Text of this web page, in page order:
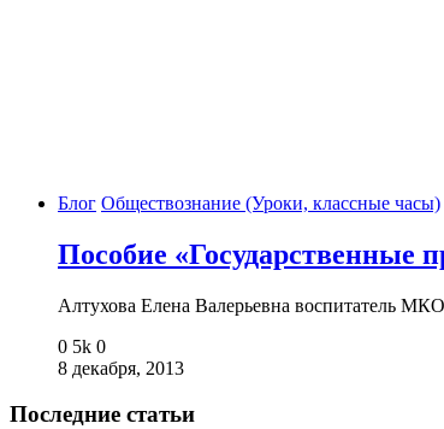
Блог Обществознание (Уроки, классные часы)
Пособие «Государственные
Алтухова Елена Валерьевна воспитатель
0 5k 0
8 декабря, 2013
Последние статьи